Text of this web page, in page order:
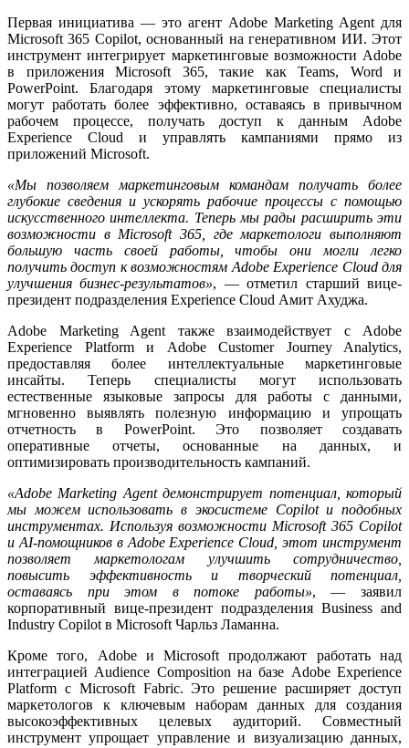
Первая инициатива — это агент Adobe Marketing Agent для
Microsoft 365 Copilot, основанный на генеративном ИИ. Этот
инструмент интегрирует маркетинговые возможности Adobe
в приложения Microsoft 365, такие как Teams, Word и
PowerPoint. Благодаря этому маркетинговые специалисты
могут работать более эффективно, оставаясь в привычном
рабочем процессе, получать доступ к данным Adobe
Experience Cloud и управлять кампаниями прямо из
приложений Microsoft.
«Мы позволяем маркетинговым командам получать более
глубокие сведения и ускорять рабочие процессы с помощью
искусственного интеллекта. Теперь мы рады расширить эти
возможности в Microsoft 365, где маркетологи выполняют
большую часть своей работы, чтобы они могли легко
получить доступ к возможностям Adobe Experience Cloud для
улучшения бизнес-результатов», — отметил старший вице-
президент подразделения Experience Cloud Амит Ахуджа.
Adobe Marketing Agent также взаимодействует с Adobe
Experience Platform и Adobe Customer Journey Analytics,
предоставляя более интеллектуальные маркетинговые
инсайты. Теперь специалисты могут использовать
естественные языковые запросы для работы с данными,
мгновенно выявлять полезную информацию и упрощать
отчетность в PowerPoint. Это позволяет создавать
оперативные отчеты, основанные на данных, и
оптимизировать производительность кампаний.
«Adobe Marketing Agent демонстрирует потенциал, который
мы можем использовать в экосистеме Copilot и подобных
инструментах. Используя возможности Microsoft 365 Copilot
и AI-помощников в Adobe Experience Cloud, этот инструмент
позволяет маркетологам улучшить сотрудничество,
повысить эффективность и творческий потенциал,
оставаясь при этом в потоке работы», — заявил
корпоративный вице-президент подразделения Business and
Industry Copilot в Microsoft Чарльз Ламанна.
Кроме того, Adobe и Microsoft продолжают работать над
интеграцией Audience Composition на базе Adobe Experience
Platform с Microsoft Fabric. Это решение расширяет доступ
маркетологов к ключевым наборам данных для создания
высокоэффективных целевых аудиторий. Совместный
инструмент упрощает управление и визуализацию данных,